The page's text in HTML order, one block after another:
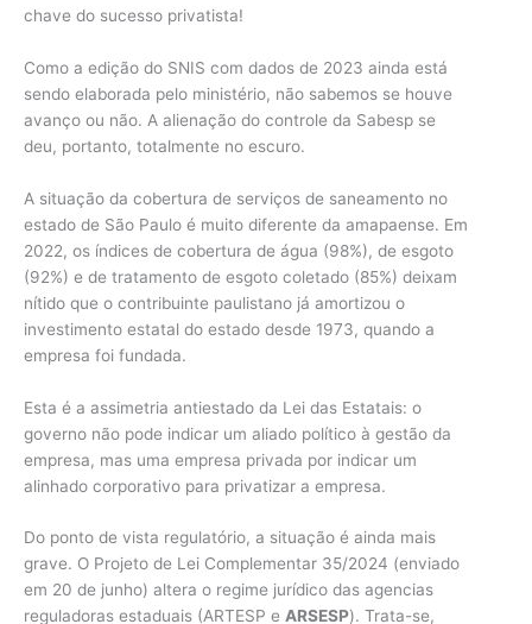
chave do sucesso privatista!
Como a edição do SNIS com dados de 2023 ainda está
sendo elaborada pelo ministério, não sabemos se houve
avanço ou não. A alienação do controle da Sabesp se
deu, portanto, totalmente no escuro.
A situação da cobertura de serviços de saneamento no
estado de São Paulo é muito diferente da amapaense. Em
2022, os índices de cobertura de água (98%), de esgoto
(92%) e de tratamento de esgoto coletado (85%) deixam
nítido que o contribuinte paulistano já amortizou o
investimento estatal do estado desde 1973, quando a
empresa foi fundada.
Esta é a assimetria antiestado da Lei das Estatais: o
governo não pode indicar um aliado político à gestão da
empresa, mas uma empresa privada por indicar um
alinhado corporativo para privatizar a empresa.
Do ponto de vista regulatório, a situação é ainda mais
grave. O Projeto de Lei Complementar 35/2024 (enviado
em 20 de junho) altera o regime jurídico das agencias
reguladoras estaduais (ARTESP e ARSESP). Trata-se,